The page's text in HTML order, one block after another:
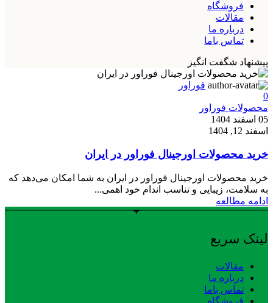
فروشگاه
مقالات
درباره ما
تماس باما
پیشنهاد شگفت انگیز
فوراور
0
محصولات فوراور
05 اسفند 1404
اسفند 12, 1404
خرید محصولات اورجینال فوراور در ایران
خرید محصولات اورجینال فوراور در ایران به شما امکان می‌دهد که
به سلامت، زیبایی و تناسب اندام خود اهمی...
ادامه مطالعه
لینک سریع
مقالات
درباره ما
تماس باما
فروشگاه